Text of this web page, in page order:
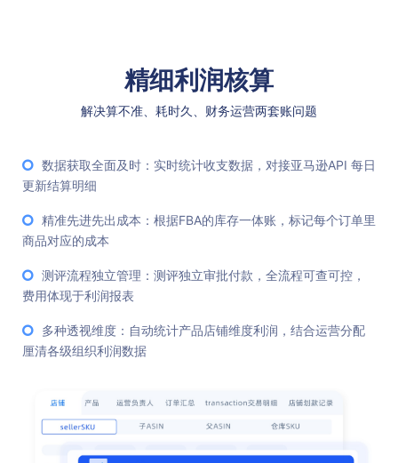
精细利润核算
解决算不准、耗时久、财务运营两套账问题
数据获取全面及时：实时统计收支数据，对接亚马逊API 每日
更新结算明细
精准先进先出成本：根据FBA的库存一体账，标记每个订单里
商品对应的成本
测评流程独立管理：测评独立审批付款，全流程可查可控，
费用体现于利润报表
多种透视维度：自动统计产品店铺维度利润，结合运营分配
厘清各级组织利润数据